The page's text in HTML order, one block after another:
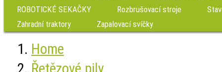
ROBOTICKÉ SEKAČKY
Rozbrušovací stroje
Zahradní traktory
Zapalovací svíčky
Home
Řetězové pily